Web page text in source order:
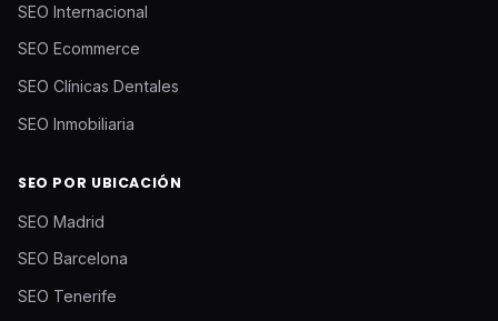
SEO Internacional
SEO Ecommerce
SEO Clínicas Dentales
SEO Inmobiliaria
SEO POR UBICACIÓN
SEO Madrid
SEO Barcelona
SEO Tenerife